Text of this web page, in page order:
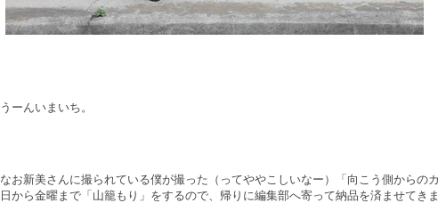
うーんいまいち。
なお新美さんに撮られている僕が撮った（ってややこしいなー）「向こう側からの
日から金曜まで「山籠もり」をするので、帰りに編集部へ寄って納品を済ませてき